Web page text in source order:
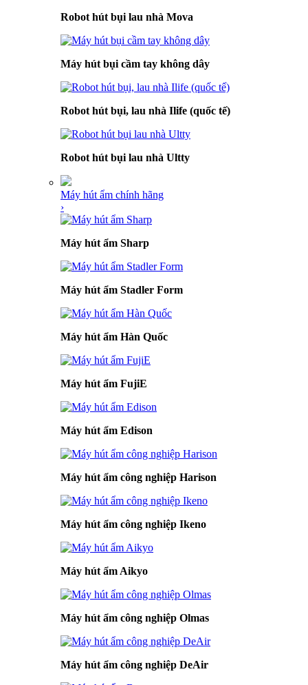
Robot hút bụi lau nhà Mova
Máy hút bụi cầm tay không dây
Robot hút bụi, lau nhà Ilife (quốc tế)
Robot hút bụi lau nhà Ultty
Máy hút ẩm chính hãng
›
Máy hút ẩm Sharp
Máy hút ẩm Stadler Form
Máy hút ẩm Hàn Quốc
Máy hút ẩm FujiE
Máy hút ẩm Edison
Máy hút ẩm công nghiệp Harison
Máy hút ẩm công nghiệp Ikeno
Máy hút ẩm Aikyo
Máy hút ẩm công nghiệp Olmas
Máy hút ẩm công nghiệp DeAir